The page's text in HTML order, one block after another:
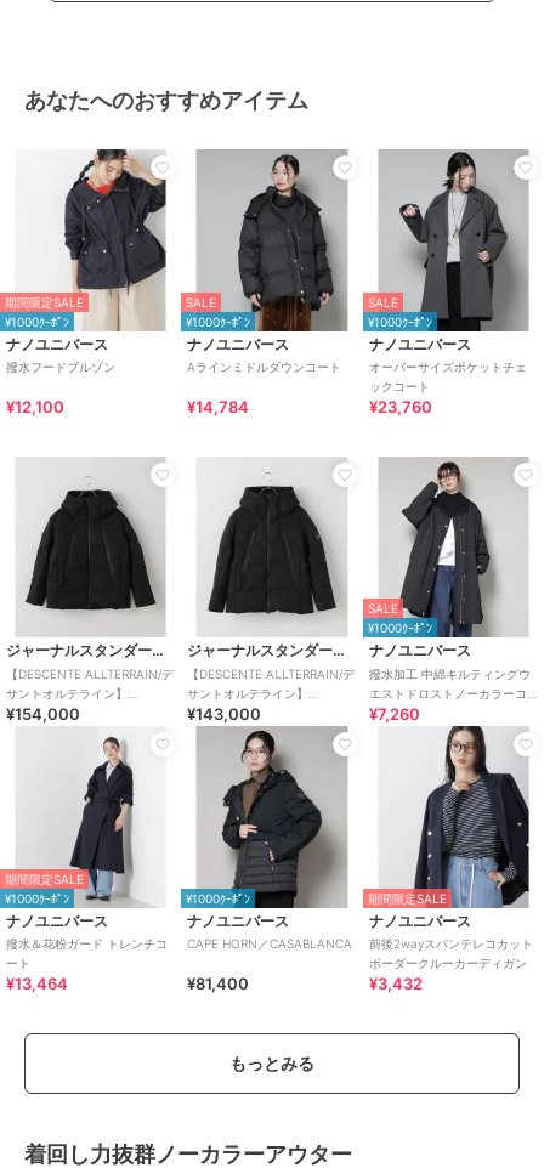
／防水加工/ライフスタイル
あなたへのおすすめアイテム
期間限定SALE
¥1000ｸｰﾎﾟﾝ
ナノユニバース
撥水フードブルゾン
¥12,100
SALE
¥1000ｸｰﾎﾟﾝ
ナノユニバース
Aラインミドルダウンコート
¥14,784
SALE
¥1000ｸｰﾎﾟﾝ
ナノユニバース
オーバーサイズポケットチェ
ックコート
¥23,760
ジャーナルスタンダード レリューム
【DESCENTE ALLTERRAIN/デ
サントオルテライン】
MIZUSAWA DOWN OVE
¥154,000
ジャーナルスタンダード レリューム
【DESCENTE ALLTERRAIN/デ
サントオルテライン】
MIZUSAWA DOWN JAC
¥143,000
SALE
¥1000ｸｰﾎﾟﾝ
ナノユニバース
撥水加工 中綿キルティングウ
エストドロストノーカラーコ
ート
¥7,260
期間限定SALE
¥1000ｸｰﾎﾟﾝ
ナノユニバース
撥水＆花粉ガード トレンチコ
ート
¥13,464
¥1000ｸｰﾎﾟﾝ
ナノユニバース
CAPE HORN／CASABLANCA
¥81,400
期間限定SALE
ナノユニバース
前後2wayスパンテレコカット
ボーダークルーカーディガン
¥3,432
もっとみる
着回し力抜群ノーカラーアウター